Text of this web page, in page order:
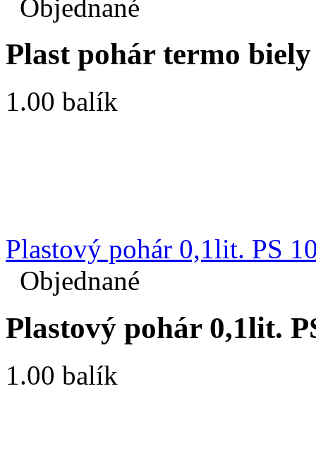
Objednané
Plast pohár termo
1.00 balík
Plastový pohár 0,1lit. PS
Objednané
Plastový pohár 0,1lit.
1.00 balík